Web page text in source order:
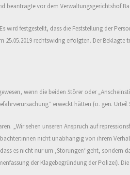
beantragte vor dem Verwaltungsgerichtshof
wird festgestellt, dass die Feststellung der
rechtswidrig erfolgten. Der Beklagte
wenn die beiden Störer oder
“ erweckt hätten (o. gen. Urteil
„Wir sehen unseren Anspruch auf
nicht unabhängig von ihrem
es nicht nur um ‚Störungen‘ geht, sondern
der Klagebegründung der Polizei).